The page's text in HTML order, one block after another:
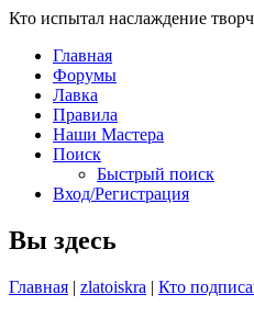
Кто испытал наслаждение
Главная
Форумы
Лавка
Правила
Наши Мастера
Поиск
Быстрый поиск
Вход/Регистрация
Вы здесь
Главная | zlatoiskra | Кто